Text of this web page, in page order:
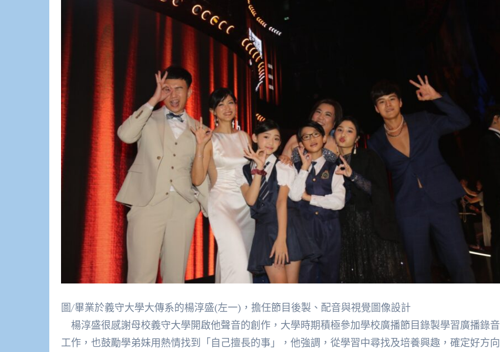
圖/畢業於義守大學大傳系的楊淳盛(左一)，擔任節目後製、配音與視覺圖像設計
楊淳盛很感謝母校義守大學開啟他聲音的創作，大學時期積極參加學校廣播節目錄製學習廣播錄音
工作，也鼓勵學弟妹用熱情找到「自己擅長的事」，他強調，從學習中尋找及培養興趣，確定好方向